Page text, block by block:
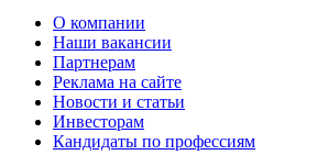
О компании
Наши вакансии
Партнерам
Реклама на сайте
Новости и статьи
Инвесторам
Кандидаты по профессиям